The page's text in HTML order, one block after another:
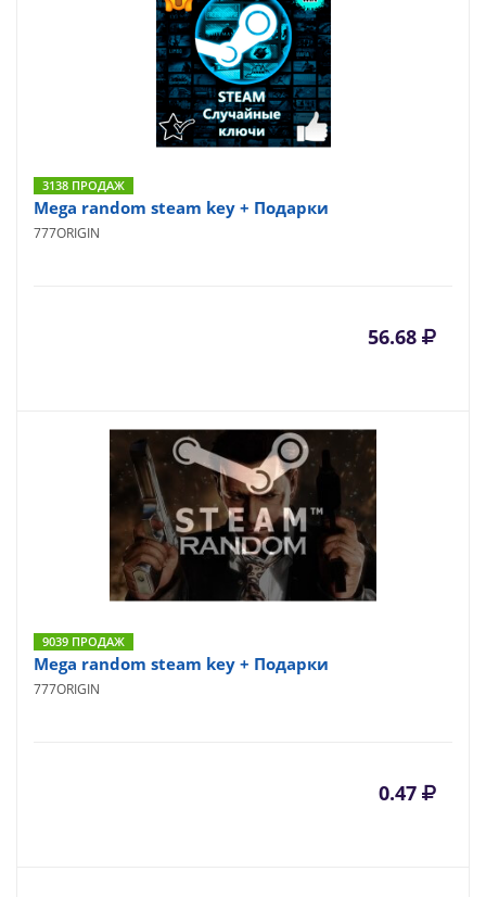
3138 ПРОДАЖ
Mega random steam key + Подарки
777ORIGIN
56.68
9039 ПРОДАЖ
Mega random steam key + Подарки
777ORIGIN
0.47